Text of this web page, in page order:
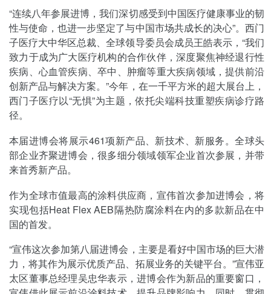
“连续八年参展进博，我们深切感受到中国医疗健康事业的韧
性与使命，也进一步坚定了与中国市场共成长的决心”。西门
子医疗大中华区总裁、全球领导委员会成员王皓表示，“我们
致力于成为广大医疗机构的合作伙伴，深度聚焦神经退行性
疾病、心血管疾病、卒中、肿瘤等重大疾病领域，提供前沿
创新产品与解决方案。”今年，在一千平方米的超大展台上，
西门子医疗以“无惧”为主题，依托尖端科技重塑疾病诊疗路
径。
本届进博会将展示461项新产品、新技术、新服务。全球头
部企业齐聚进博会，很多细分领域领军企业首次参展，并带
来首秀新产品。
作为全球市值最高的涂料供应商，宣伟首次参加进博会，将
实现包括Heat Flex AEB隔热防腐涂料在内的多款新品在中
国的首发。
“宣伟这次参加第八届进博会，主要是看好中国市场的巨大潜
力，将其作为展示优质产品、拓展业务的关键平台。”宣伟亚
太区董事总经理吴忠华表示，进博会作为新品的重要窗口，